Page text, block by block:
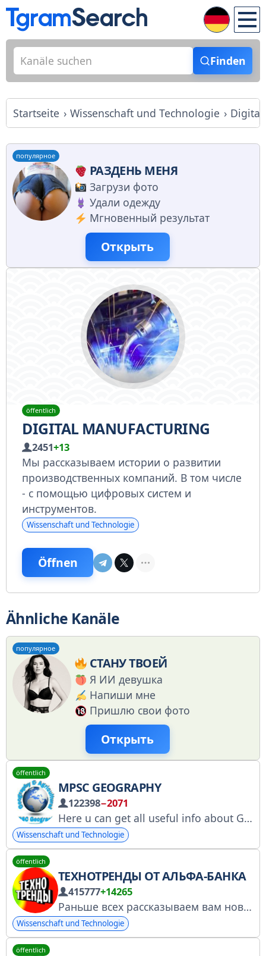
Finden
Startseite Wissenschaft und Technologie
популярное
РАЗДЕНЬ МЕНЯ
Загрузи фото
Удали одежду
Мгновенный результат
Открыть
öffentlich
DIGITAL MANUFACTURING
2451+13
Мы рассказываем истории о развитии
производственных компаний. В том числе
- с помощью цифровых систем и
инструментов.
Wissenschaft und Technologie
Öffnen
Ähnliche Kanäle
популярное
СТАНУ ТВОЕЙ
Я ИИ девушка
Напиши мне
Пришлю свои фото
Открыть
öffentlich
MPSC GEOGRAPHY
122398−2071
Here u can get all useful info about Geography & Agri for competitive exams. @eMPSCkatta @ChaluGhadamodi @Jobkatta @Marathi @MPSCEnglish @MPSCPolity @MPSCEconomics @MPSCHistory @MPSCScience @SpardhaGram @MPSCMaterialKatta
Wissenschaft und Technologie
öffentlich
ТЕХНОТРЕНДЫ ОТ АЛЬФА-БАНКА
415777+14265
Раньше всех рассказываем вам новости про технологии. Регистрация в Роскомнадзоре: https://gosuslugi.ru/snet/67d8151ed0f339346a93876e #CNWZ2
Wissenschaft und Technologie
öffentlich